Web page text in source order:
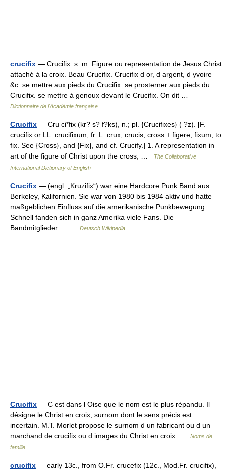
crucifix — Crucifix. s. m. Figure ou representation de Jesus Christ
attaché à la croix. Beau Crucifix. Crucifix d or, d argent, d yvoire
&c. se mettre aux pieds du Crucifix. se prosterner aux pieds du
Crucifix. se mettre à genoux devant le Crucifix. On dit …
Dictionnaire de l'Académie française
Crucifix — Cru ci*fix (kr? s? f?ks), n.; pl. {Crucifixes} ( ?z). [F.
crucifix or LL. crucifixum, fr. L. crux, crucis, cross + figere, fixum, to
fix. See {Cross}, and {Fix}, and cf. Crucify.] 1. A representation in
art of the figure of Christ upon the cross; …
The Collaborative
International Dictionary of English
Crucifix — (engl. „Kruzifix“) war eine Hardcore Punk Band aus
Berkeley, Kalifornien. Sie war von 1980 bis 1984 aktiv und hatte
maßgeblichen Einfluss auf die amerikanische Punkbewegung.
Schnell fanden sich in ganz Amerika viele Fans. Die
Bandmitglieder… …
Deutsch Wikipedia
Crucifix — C est dans l Oise que le nom est le plus répandu. Il
désigne le Christ en croix, surnom dont le sens précis est
incertain. M.T. Morlet propose le surnom d un fabricant ou d un
marchand de crucifix ou d images du Christ en croix …
Noms de
famille
crucifix — early 13c., from O.Fr. crucefix (12c., Mod.Fr. crucifix),